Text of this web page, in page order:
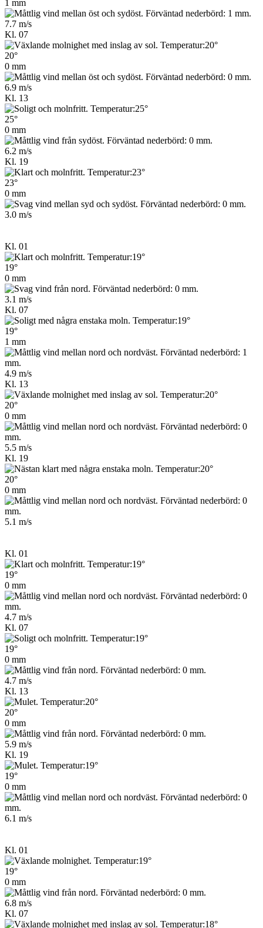
1 mm
7.7 m/s
Kl. 07
20°
0 mm
6.9 m/s
Kl. 13
25°
0 mm
6.2 m/s
Kl. 19
23°
0 mm
3.0 m/s
Kl. 01
19°
0 mm
3.1 m/s
Kl. 07
19°
1 mm
4.9 m/s
Kl. 13
20°
0 mm
5.5 m/s
Kl. 19
20°
0 mm
5.1 m/s
Kl. 01
19°
0 mm
4.7 m/s
Kl. 07
19°
0 mm
4.7 m/s
Kl. 13
20°
0 mm
5.9 m/s
Kl. 19
19°
0 mm
6.1 m/s
Kl. 01
19°
0 mm
6.8 m/s
Kl. 07